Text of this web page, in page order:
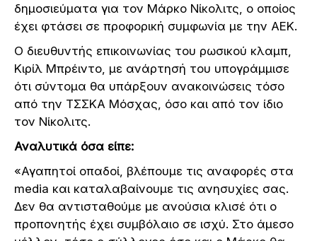
δημοσιεύματα για τον Μάρκο Νίκολιτς, ο οποίος
έχει φτάσει σε προφορική συμφωνία με την ΑΕΚ.
Ο διευθυντής επικοινωνίας του ρωσικού κλαμπ,
Κιρίλ Μπρέιντο, με ανάρτησή του υπογράμμισε
ότι σύντομα θα υπάρξουν ανακοινώσεις τόσο
από την ΤΣΣΚΑ Μόσχας, όσο και από τον ίδιο
τον Νίκολιτς.
Αναλυτικά όσα είπε:
«Αγαπητοί οπαδοί, βλέπουμε τις αναφορές στα
media και καταλαβαίνουμε τις ανησυχίες σας.
Δεν θα αντισταθούμε με ανούσια κλισέ ότι ο
προπονητής έχει συμβόλαιο σε ισχύ. Στο άμεσο